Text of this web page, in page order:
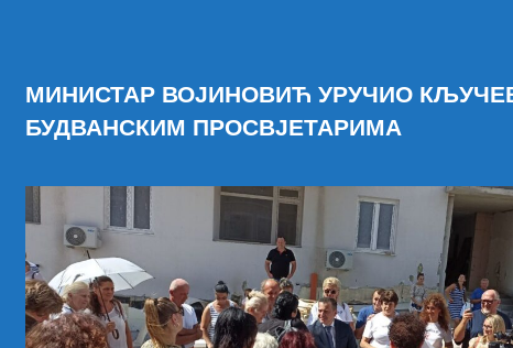
МИНИСТАР ВОЈИНОВИЋ УРУЧИО
БУДВАНСКИМ ПРОСВЈЕТАРИМА